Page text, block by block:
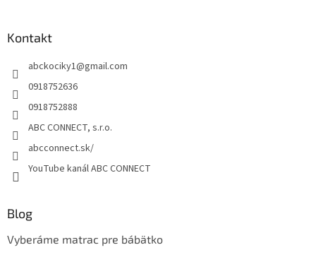
Kontakt
abckociky1@gmail.com
0918752636
0918752888
ABC CONNECT, s.r.o.
abcconnect.sk/
YouTube kanál ABC CONNECT
Blog
Vyberáme matrac pre bábätko